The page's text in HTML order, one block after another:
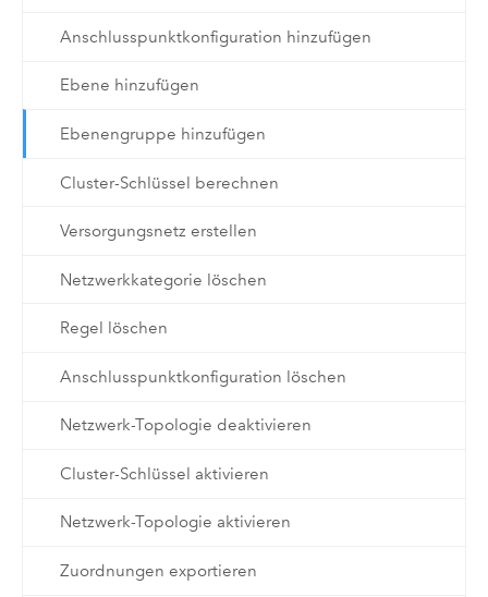
Anschlusspunktkonfiguration hinzufügen
Ebene hinzufügen
Ebenengruppe hinzufügen
Cluster-Schlüssel berechnen
Versorgungsnetz erstellen
Netzwerkkategorie löschen
Regel löschen
Anschlusspunktkonfiguration löschen
Netzwerk-Topologie deaktivieren
Cluster-Schlüssel aktivieren
Netzwerk-Topologie aktivieren
Zuordnungen exportieren